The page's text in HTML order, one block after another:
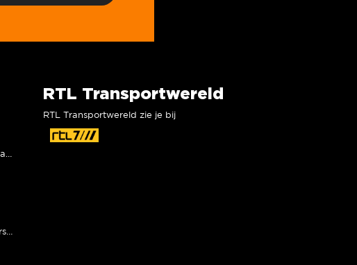
RTL Transportwereld
RTL Transportwereld zie je bij